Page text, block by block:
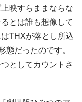
映すらままならな
とは誰も想像して
THXが落とし所込
態だったのです。
としてカウントさ